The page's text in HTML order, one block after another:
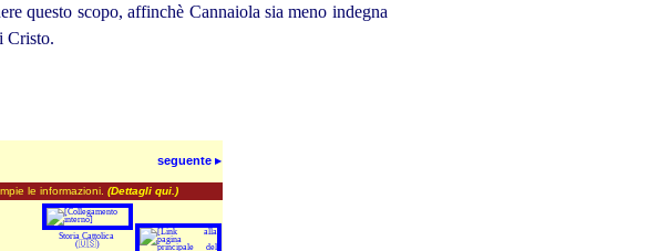
questo scopo, affinchè Cannaiola sia meno indegna
Cristo.
seguente ▸
le informazioni. (Dettagli qui.)
Storia Cattolica
(🇺🇸)